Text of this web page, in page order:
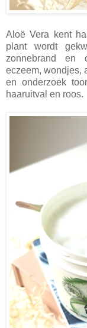
Aloë Vera kent
plant wordt
zonnebrand en
eczeem, wondjes,
en onderzoek
haaruitval en roos.